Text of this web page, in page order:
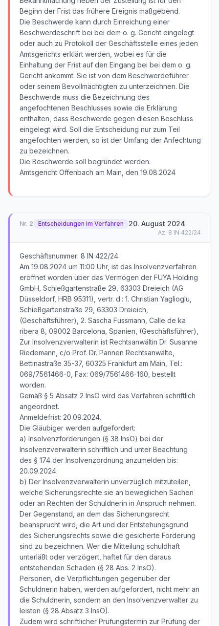
Beginn der Frist das frühere Ereignis maßgebend.
Die Beschwerde kann durch Einreichung einer
Beschwerdeschrift bei bei dem o. g. Gericht eingelegt
oder auch zu Protokoll der Geschäftsstelle eines jeden
Amtsgerichts erklärt werden, wobei es für die
Einhaltung der Frist auf den Eingang bei bei dem o. g.
Gericht ankommt. Sie ist von dem Beschwerdeführer
oder seinem Bevollmächtigten zu unterzeichnen. Die
Beschwerde muss die Bezeichnung des
angefochtenen Beschlusses sowie die Erklärung
enthalten, dass Beschwerde gegen diesen Beschluss
eingelegt wird. Soll die Entscheidung nur zum Teil
angefochten werden, so ist der Umfang der Anfechtung
zu bezeichnen.
Die Beschwerde soll begründet werden.
Amtsgericht Offenbach am Main, den 19.08.2024
Nr. 2 Entscheidungen im Verfahren 20. August 2024
Az. 8 IN 422/24
Geschäftsnummer: 8 IN 422/24
Am 19.08.2024 um 11:00 Uhr, ist das Insolvenzverfahren
eröffnet worden über das Vermögen der FUYA Holding
GmbH, Schießgartenstraße 29, 63303 Dreieich (AG
Düsseldorf, HRB 95311), vertr. d.: 1. Christian Yaglioglu,
Schießgartenstraße 29, 63303 Dreieich,
(Geschäftsführer), 2. Sascha Fussmann, Calle de ka
ribera 8, 09002 Barcelona, Spanien, (Geschäftsführer),
Zur Insolvenzverwalterin ist Rechtsanwältin Dr. Susanne
Riedemann, c/o Prof. Dr. Pannen Rechtsanwälte,
Bettinastraße 35-37, 60325 Frankfurt am Main, Tel.:
069/7561466-0, Fax: 069/7561466-160, bestellt
worden.
Gemäß § 5 Absatz 2 InsO wird das Verfahren schriftlich
angeordnet.
Anmeldefrist: 20.09.2024.
Die Gläubiger werden aufgefordert:
a) Insolvenzforderungen (§ 38 InsO) bei der
Insolvenzverwalterin schriftlich und unter Beachtung
des § 174 der Insolvenzordnung anzumelden bis:
20.09.2024.
b) Der Insolvenzverwalterin unverzüglich mitzuteilen,
welche Sicherungsrechte sie an beweglichen Sachen
oder an Rechten der Schuldnerin in Anspruch nehmen.
Der Gegenstand, an dem das Sicherungsrecht
beansprucht wird, die Art und der Entstehungsgrund
des Sicherungsrechts sowie die gesicherte Forderung
sind zu bezeichnen. Wer die Mitteilung schuldhaft
unterläßt oder verzögert, haftet für den daraus
entstehenden Schaden (§ 28 Abs. 2 InsO).
Personen, die Verpflichtungen gegenüber der
Schuldnerin haben, werden aufgefordert, nicht mehr an
die Schuldnerin, sondern an den Insolvenzverwalter zu
leisten (§ 28 Absatz 3 InsO).
Zudem wird schriftlicher Prüfungstermin zur Prüfung der